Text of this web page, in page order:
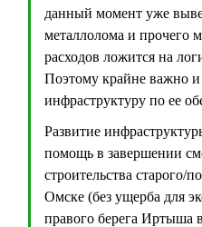
данный момент уже
металлолома и прочего
расходов ложится на
Поэтому крайне важно
инфраструктуру по ее
Развитие
помощь в завершении
строительства старого/
Омске (без ущерба для
правого берега Иртыша